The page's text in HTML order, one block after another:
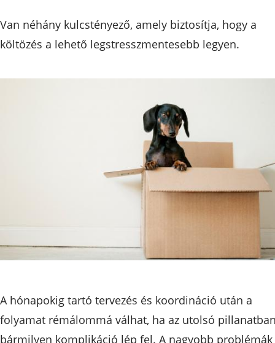
Van néhány kulcstényező, amely biztosítja, hogy a
költözés a lehető legstresszmentesebb legyen.
A hónapokig tartó tervezés és koordináció után a
folyamat rémálommá válhat, ha az utolsó
bármilyen komplikáció lép fel. A nagyobb problémák